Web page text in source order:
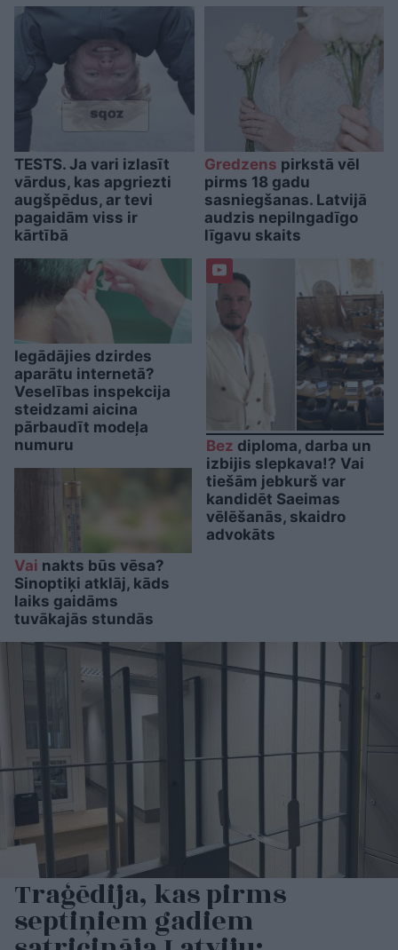
TESTS. Ja vari izlasīt
vārdus, kas apgriezti
augšpēdus, ar tevi
pagaidām viss ir
kārtībā
Gredzens pirkstā vēl
pirms 18 gadu
sasniegšanas. Latvijā
audzis nepilngadīgo
līgavu skaits
Iegādājies dzirdes
aparātu internetā?
Veselības inspekcija
steidzami aicina
pārbaudīt modeļa
numuru
Vai nakts būs vēsa?
Sinoptiķi atklāj, kāds
laiks gaidāms
tuvākajās stundās
Bez diploma, darba un
izbijis slepkava!? Vai
tiešām jebkurš var
kandidēt Saeimas
vēlēšanās, skaidro
advokāts
Traģēdija, kas pirms
septiņiem gadiem